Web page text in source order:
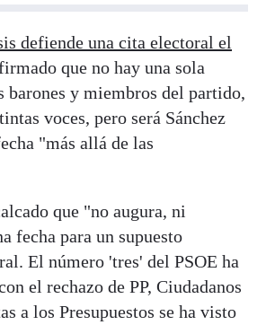
defiende una cita electoral el
que no hay una sola
barones y miembros del partido,
voces, pero será Sánchez
"más allá de las
que "no augura, ni
fecha para un supuesto
El número 'tres' del PSOE ha
el rechazo de PP, Ciudadanos
a los Presupuestos se ha visto